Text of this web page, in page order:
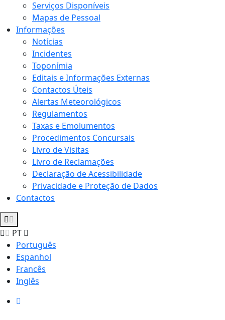
Serviços Disponíveis
Mapas de Pessoal
Informações
Notícias
Incidentes
Toponímia
Editais e Informações Externas
Contactos Úteis
Alertas Meteorológicos
Regulamentos
Taxas e Emolumentos
Procedimentos Concursais
Livro de Visitas
Livro de Reclamações
Declaração de Acessibilidade
Privacidade e Proteção de Dados
Contactos
PT
Português
Espanhol
Francês
Inglês